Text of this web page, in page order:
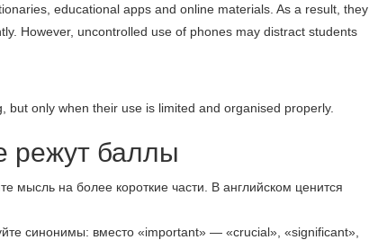
educational apps and online materials. As a result, they
However, uncontrolled use of phones may distract students
only when their use is limited and organised properly.
режут баллы
мысль на более короткие части. В английском ценится
синонимы: вместо «important» — «crucial», «significant»,